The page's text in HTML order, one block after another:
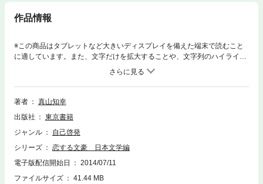
作品情報
※この商品はタブレットなど大きいディスプレイを備えた端末で読むこと
に適しています。また、文字だけを拡大することや、文字列のハイライ
ト、検索、辞書の参照、引用などの機能が使用できません。漱石も鴎外も
太宰も、恋をしたから文学できた。日本文学史上にかがやく文豪たちの恋
バナが切ない系オムニバスコミックになりました。文豪たちの恋愛相関図
や話の背景、また、その後の作品への影響なども解説。文学入門にもオス
著者
真山知幸
出版社
東京書籍
ジャンル
自己啓発
シリーズ
恋する文豪 日本文学編
電子版配信開始日
2014/07/11
ファイルサイズ
41.44 MB